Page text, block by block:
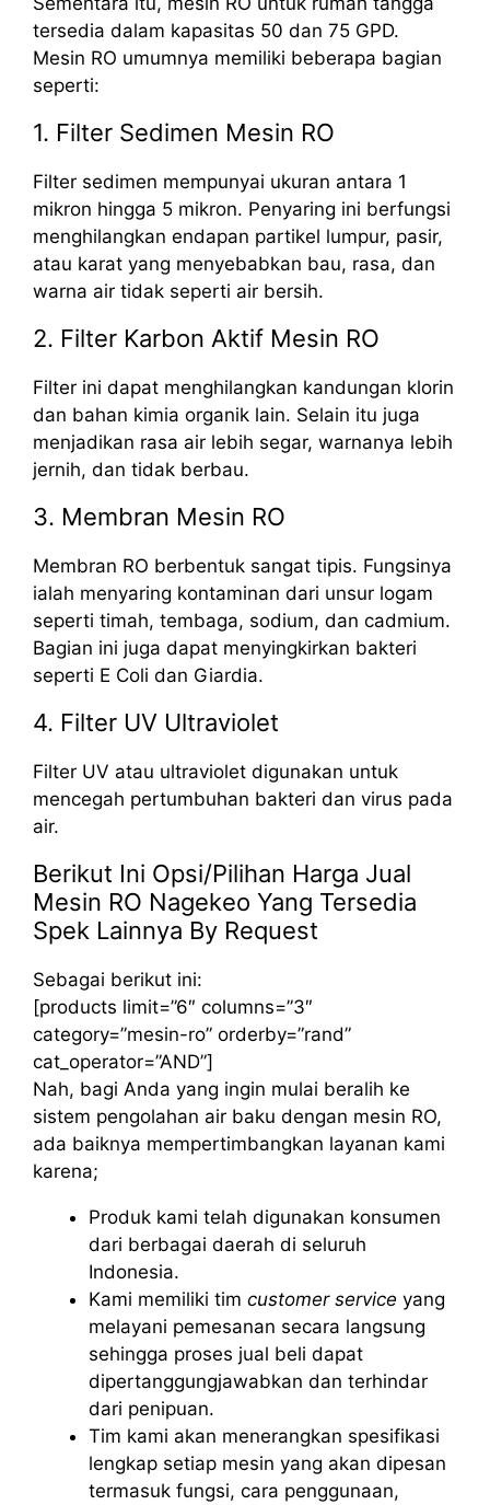
tersedia dalam kapasitas 50 dan 75 GPD.
Mesin RO umumnya memiliki beberapa bagian
seperti:
1. Filter Sedimen Mesin RO
Filter sedimen mempunyai ukuran antara 1
mikron hingga 5 mikron. Penyaring ini berfungsi
menghilangkan endapan partikel lumpur, pasir,
atau karat yang menyebabkan bau, rasa, dan
warna air tidak seperti air bersih.
2. Filter Karbon Aktif Mesin RO
Filter ini dapat menghilangkan kandungan klorin
dan bahan kimia organik lain. Selain itu juga
menjadikan rasa air lebih segar, warnanya lebih
jernih, dan tidak berbau.
3. Membran Mesin RO
Membran RO berbentuk sangat tipis. Fungsinya
ialah menyaring kontaminan dari unsur logam
seperti timah, tembaga, sodium, dan cadmium.
Bagian ini juga dapat menyingkirkan bakteri
seperti E Coli dan Giardia.
4. Filter UV Ultraviolet
Filter UV atau ultraviolet digunakan untuk
mencegah pertumbuhan bakteri dan virus pada
air.
Berikut Ini Opsi/Pilihan Harga Jual
Mesin RO Nagekeo Yang Tersedia
Spek Lainnya By Request
Sebagai berikut ini:
[products limit=”6″ columns=”3″
category=”mesin-ro” orderby=”rand”
cat_operator=”AND”]
Nah, bagi Anda yang ingin mulai beralih ke
sistem pengolahan air baku dengan mesin RO,
ada baiknya mempertimbangkan layanan kami
karena;
Produk kami telah digunakan konsumen
dari berbagai daerah di seluruh
Indonesia.
Kami memiliki tim customer service yang
melayani pemesanan secara langsung
sehingga proses jual beli dapat
dipertanggungjawabkan dan terhindar
dari penipuan.
Tim kami akan menerangkan spesifikasi
lengkap setiap mesin yang akan dipesan
termasuk fungsi, cara penggunaan,